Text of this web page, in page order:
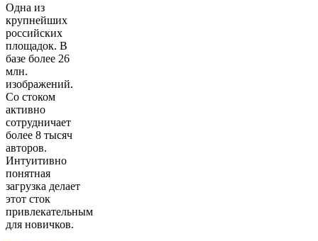
Одна из
крупнейших
российских
площадок. В
базе более 26
млн.
изображений.
Со стоком
активно
сотрудничает
более 8 тысяч
авторов.
Интуитивно
понятная
загрузка делает
этот сток
привлекательным
для новичков.